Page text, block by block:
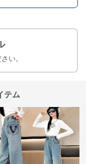
い。
テム